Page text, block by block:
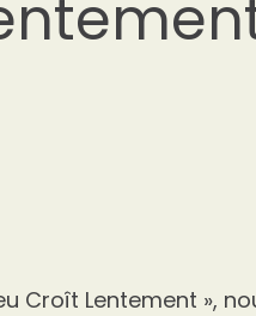
Croît Lentement »,